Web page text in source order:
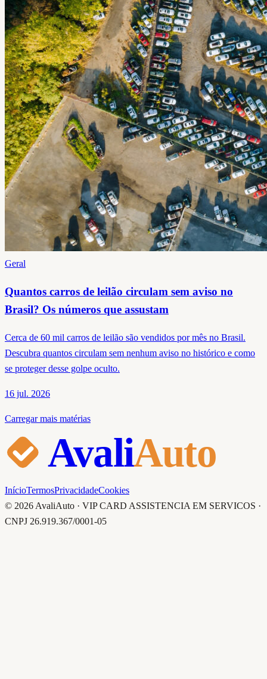
Geral
Quantos carros de leilão circulam sem aviso no
Brasil? Os números que assustam
Cerca de 60 mil carros de leilão são vendidos por mês no Brasil.
Descubra quantos circulam sem nenhum aviso no histórico e como
se proteger desse golpe oculto.
16 jul. 2026
Carregar mais matérias
AvaliAuto
InícioTermosPrivacidadeCookies
© 2026 AvaliAuto · VIP CARD ASSISTENCIA EM SERVICOS ·
CNPJ 26.919.367/0001-05